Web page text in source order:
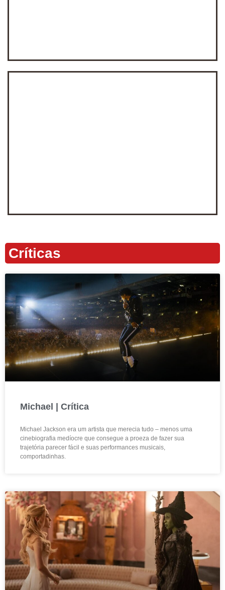
Críticas
Michael | Crítica
Michael Jackson era um artista que merecia tudo – menos uma
cinebiografia medíocre que consegue a proeza de fazer sua
trajetória parecer fácil e suas performances musicais,
comportadinhas.